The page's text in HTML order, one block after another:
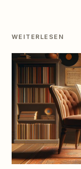
WEITERLESEN